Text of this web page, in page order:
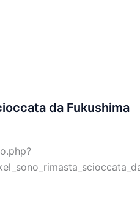
da Fukushima